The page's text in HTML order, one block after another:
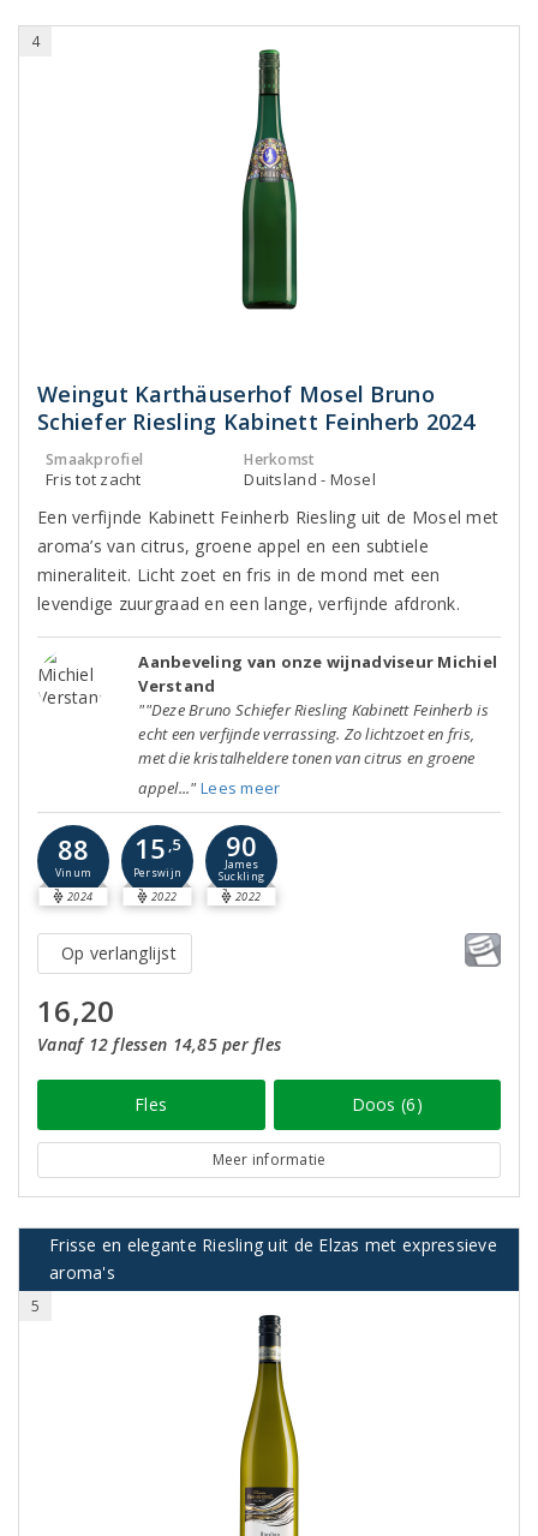
4
Weingut Karthäuserhof Mosel Bruno
Schiefer Riesling Kabinett Feinherb 2024
Smaakprofiel
Fris tot zacht
Herkomst
Duitsland - Mosel
Een verfijnde Kabinett Feinherb Riesling uit de Mosel met
aroma’s van citrus, groene appel en een subtiele
mineraliteit. Licht zoet en fris in de mond met een
levendige zuurgraad en een lange, verfijnde afdronk.
Aanbeveling van onze wijnadviseur Michiel
Verstand
""Deze Bruno Schiefer Riesling Kabinett Feinherb is
echt een verfijnde verrassing. Zo lichtzoet en fris,
met die kristalheldere tonen van citrus en groene
appel..." Lees meer
88
Vinum
2024
15 ,5
Perswijn
2022
90
James
Suckling
2022
Op verlanglijst
16,20
Vanaf 12 flessen 14,85 per fles
Fles Doos (6)
Meer informatie
Frisse en elegante Riesling uit de Elzas met expressieve
aroma's
5